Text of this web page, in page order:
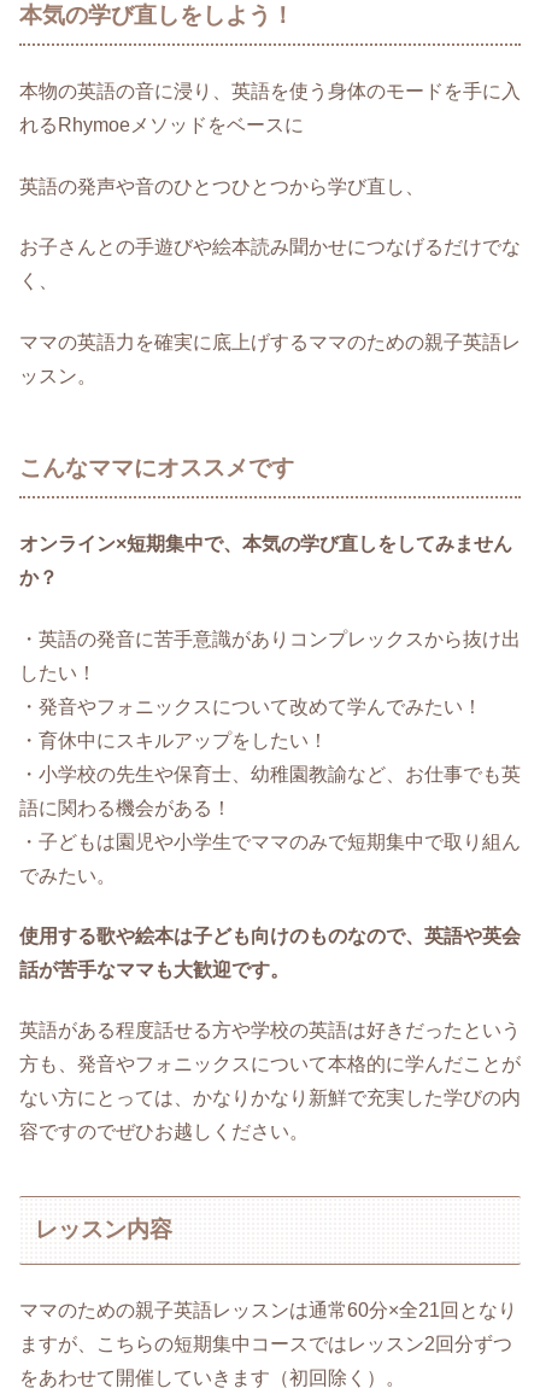
本気の学び直しをしよう！
本物の英語の音に浸り、英語を使う身体のモードを手に入
れるRhymoeメソッドをベースに
英語の発声や音のひとつひとつから学び直し、
お子さんとの手遊びや絵本読み聞かせにつなげるだけでな
く、
ママの英語力を確実に底上げするママのための親子英語レ
ッスン。
こんなママにオススメです
オンライン×短期集中で、本気の学び直しをしてみません
か？
・英語の発音に苦手意識がありコンプレックスから抜け出
したい！
・発音やフォニックスについて改めて学んでみたい！
・育休中にスキルアップをしたい！
・小学校の先生や保育士、幼稚園教諭など、お仕事でも英
語に関わる機会がある！
・子どもは園児や小学生でママのみで短期集中で取り組ん
でみたい。
使用する歌や絵本は子ども向けのものなので、英語や英会
話が苦手なママも大歓迎です。
英語がある程度話せる方や学校の英語は好きだったという
方も、発音やフォニックスについて本格的に学んだことが
ない方にとっては、かなりかなり新鮮で充実した学びの内
容ですのでぜひお越しください。
レッスン内容
ママのための親子英語レッスンは通常60分×全21回となり
ますが、こちらの短期集中コースではレッスン2回分ずつ
をあわせて開催していきます（初回除く）。